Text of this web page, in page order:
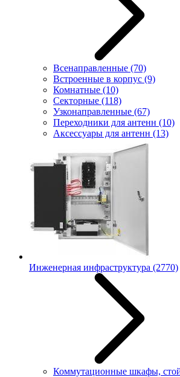
Всенаправленные (70)
Встроенные в корпус (9)
Комнатные (10)
Секторные (118)
Узконаправленные (67)
Переходники для антенн (10)
Аксессуары для антенн (13)
Инженерная инфраструктура (2770)
Коммутационные шкафы,